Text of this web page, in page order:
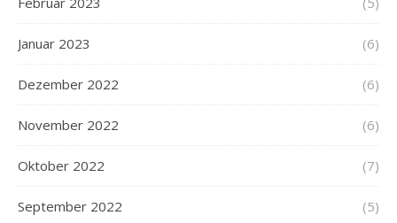
Januar 2023 (6)
Dezember 2022 (6)
November 2022 (6)
Oktober 2022 (7)
September 2022 (5)